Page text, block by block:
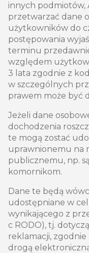
innych podmiotów,
przetwarzać dane
użytkowników do
postępowania
terminu
względem
3 lata zgodnie z
w szczególnych
prawem może być
Jeżeli dane
dochodzenia
te mogą zostać
uprawnionemu na
publicznemu, np.
komornikom.
Dane te będą
udostępniane w
wynikającego z
c RODO), tj.
reklamacji, zgodnie
drogą